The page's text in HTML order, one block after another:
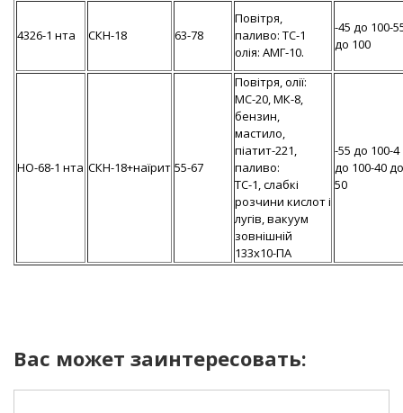
4326-1 нта СКН-18 63-78
Повітря,
паливо: ТС-1
олія: АМГ-10.
-45 до 100-
до 100
НО-68-1 нта СКН-18+наїрит 55-67
Повітря, олії:
МС-20, МК-8,
бензин,
мастило,
піатит-221,
паливо:
ТС-1, слабкі
розчини кислот і
лугів, вакуум
зовнішній
133х10-ПА
-55 до 100-4
до 100-40 до
50
Вас может заинтересовать: